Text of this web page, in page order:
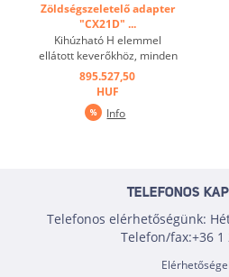
Zöldségszeletelő adapter
"CX21D" ...
Kihúzható H elemmel
ellátott keverőkhöz, minden
20 cm átmérőjű tárcsához.
Zöldségvágó gép
rendszerrel az azonnali
leállításhoz, amikor az
895.527,50
HUF
Info
TELEFONOS
Telefonos elérhetőségünk:
Telefon/fax:+36 1